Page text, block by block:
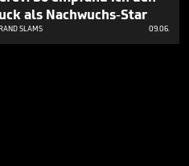
als Nachwuchs-Star
SLAMS 09.06.